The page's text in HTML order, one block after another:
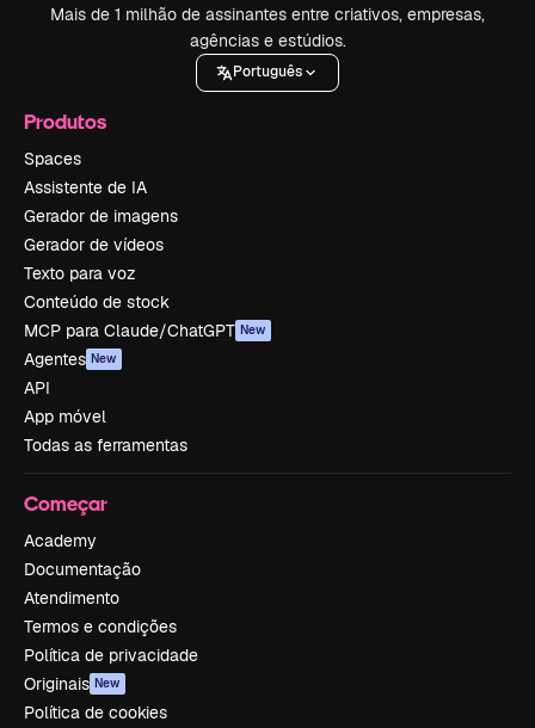
Mais de 1 milhão de assinantes entre criativos, empresas,
agências e estúdios.
Português
Produtos
Spaces
Assistente de IA
Gerador de imagens
Gerador de vídeos
Texto para voz
Conteúdo de stock
MCP para Claude/ChatGPT New
Agentes New
API
App móvel
Todas as ferramentas
Começar
Academy
Documentação
Atendimento
Termos e condições
Política de privacidade
Originais New
Política de cookies